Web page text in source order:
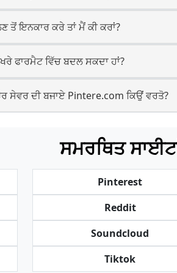
ਤੋਂ ਇਨਕਾਰ ਕਰੇ ਤਾਂ ਮੈਂ ਕੀ ਕਰਾਂ?
ਫਾਰਮੈਟ ਵਿੱਚ ਬਦਲ ਸਕਦਾ ਹਾਂ?
ਸੇਵਰ ਦੀ ਬਜਾਏ Pintere.com ਕਿਉਂ ਵਰਤੋ?
ਸਮਰਥਿਤ
Pinterest
Reddit
Soundcloud
Tiktok